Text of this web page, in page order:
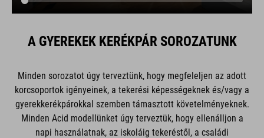
korcsoportok igényeinek, a tekerési képességeknek és/vagy a
gyerekkerékpárokkal szemben támasztott követelményeknek.
Minden Acid modellünket úgy terveztük, hogy ellenálljon a
napi használatnak, az iskoláig tekeréstől, a családi
kirándulásokig vagy a barátokkal való kalandozásig. Az Aruba